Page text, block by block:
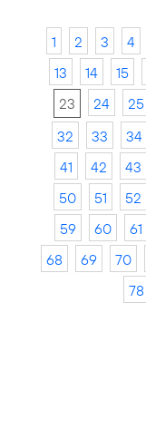
1 2 3 4
13
14 15
23
24 25
32
33 34
41
42 43
50
51 52
59
60 61
68
69 70
78